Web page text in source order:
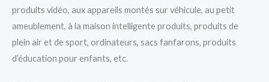
produits vidéo, aux appareils montés sur véhicule, au petit
ameublement, à la maison intelligente produits, produits de
plein air et de sport, ordinateurs, sacs fanfarons, produits
d’éducation pour enfants, etc.